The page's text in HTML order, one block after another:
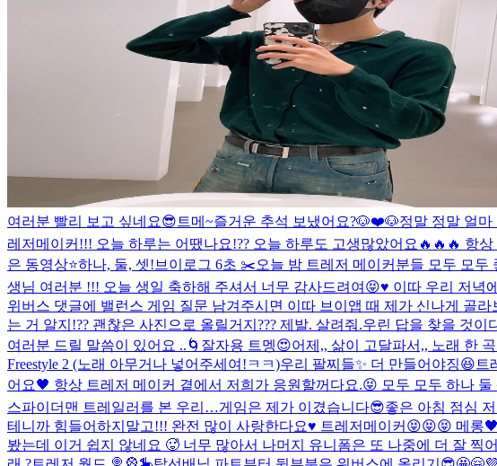
여러분 빨리 보고 싶네요😎 트메~즐거운 추석 보냈어요?🐶❤️🐶정말 정말 얼
레저메이커!!! 오늘 하루는 어땠나요!?? 오늘 하루도 고생많았어요🔥🔥🔥 항
은 동영상⭐️하나, 둘, 셋! 브이로그 6초 ✂️오늘 밤 트레저 메이커분들 모두 모
생님 여러분 !!! 오늘 생일 축하해 주셔서 너무 감사드려여😝♥️ 이따 우리 저녁
위버스 댓글에 밸런스 게임 질문 남겨주시면 이따 브이앱 때 제가 신나게 골
는 거 알지!?? 괜찮은 사진으로 올릴거지??? 제발. 살려줘.우린 답을 찾을 것이
여러분 드릴 말씀이 있어요 .. 🌀 잘자용 트멩😍어제,, 삶이 고달파서,, 노래 한
Freestyle 2 (노래 아무거나 넣어주세여!ㅋㅋ)우리 팔찌들✨ 더 만들어야징😆 트
어요🖤 항상 트레저 메이커 곁에서 저희가 응원할꺼다요.😝 모두 모두 하나 둘
스파이더맨 트레일러를 본 우리…게임은 제가 이겼습니다😎좋은 아침 점심
테니까 힘들어하지말고!!! 완전 많이 사랑한다요♥️ 트레저메이커😝😝😝 메롱
봤는데 이거 쉽지 않네요 🥵 너무 많아서 나머지 유니폼은 또 나중에 더 잘